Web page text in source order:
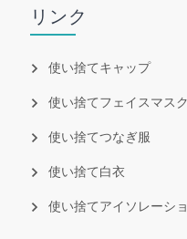
リンク
使い捨てキャップ
使い捨てフェイスマスク
使い捨てつなぎ服
使い捨て白衣
使い捨てアイソレーシ